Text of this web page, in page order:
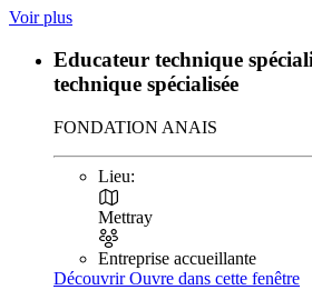
Voir plus
Educateur technique
technique spécialisée
FONDATION ANAIS
Lieu:
Mettray
Entreprise accueillante
DécouvrirOuvre dans cette fenêtre